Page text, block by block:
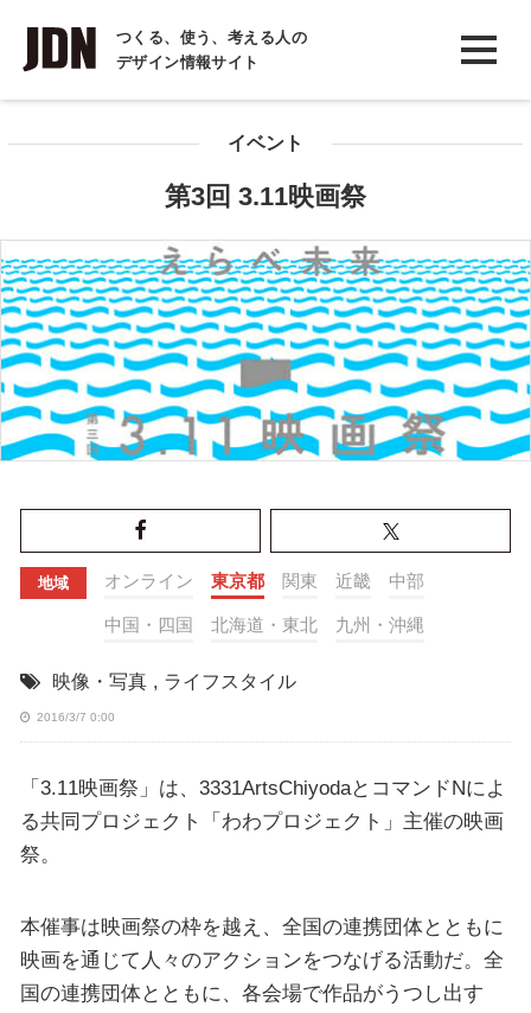
つくる、使う、考える人の
デザイン情報サイト
INTERVIEW
インタビュー
コラム
イベント
第3回 3.11映画祭
地域 オンライン 東京都 関東 近畿 中部
中国・四国 北海道・東北 九州・沖縄
映像・写真 , ライフスタイル
2016/3/7 0:00
「3.11映画祭」は、3331ArtsChiyodaとコマンドNによ
る共同プロジェクト「わわプロジェクト」主催の映画
祭。
本催事は映画祭の枠を越え、全国の連携団体とともに
映画を通じて人々のアクションをつなげる活動だ。全
国の連携団体とともに、各会場で作品がうつし出す